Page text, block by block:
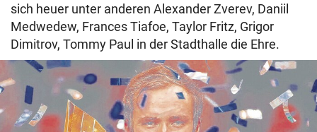
sich heuer unter anderen Alexander Zverev, Daniil
Medwedew, Frances Tiafoe, Taylor Fritz, Grigor
Dimitrov, Tommy Paul in der Stadthalle die Ehre.